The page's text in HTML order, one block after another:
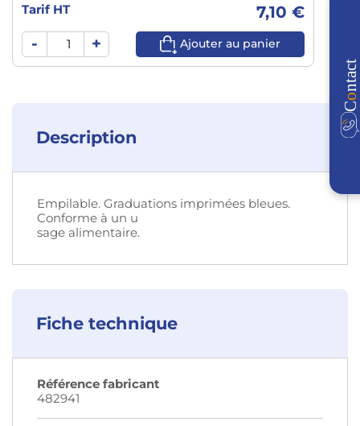
Tarif HT
7,10 €
-
+ Ajouter au panier
Description
Empilable. Graduations imprimées bleues.
Conforme à un u
sage alimentaire.
Fiche technique
Référence fabricant
482941